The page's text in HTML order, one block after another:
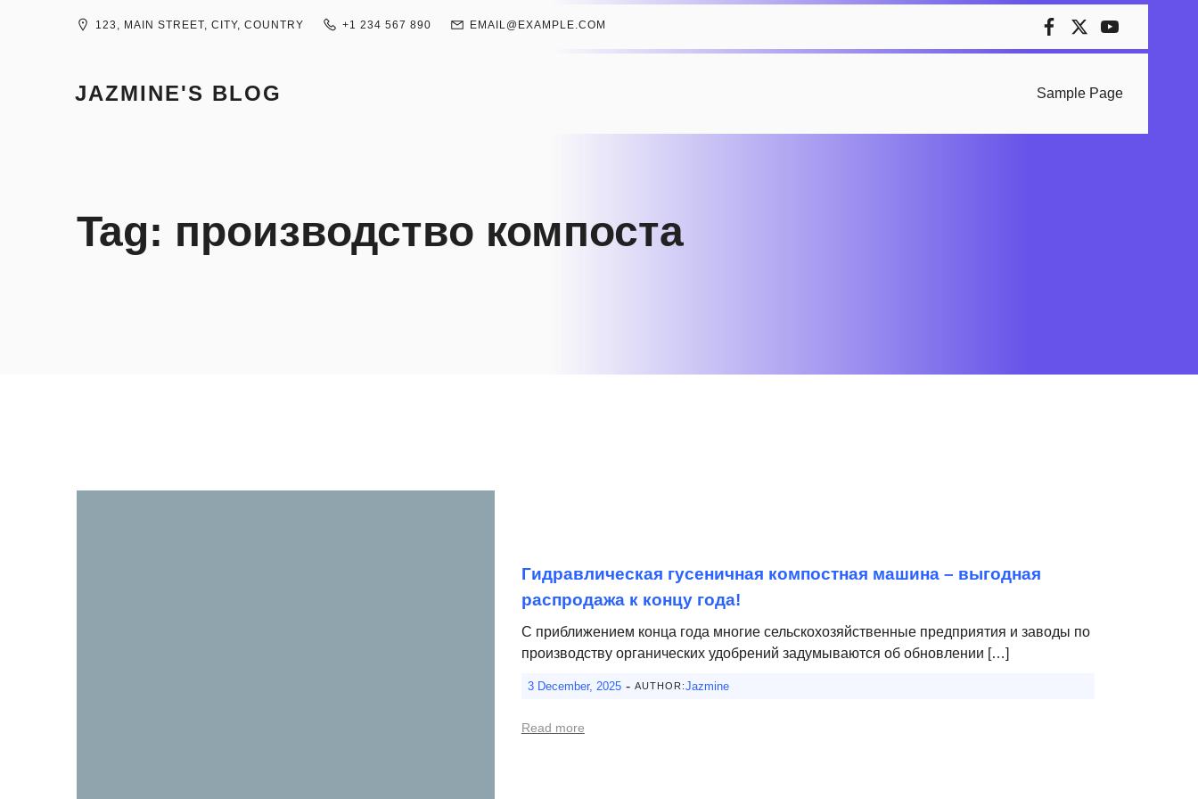
123, MAIN STREET, CITY, COUNTRY +1 234 567 890 EMAIL@EXAMPLE.COM
JAZMINE'S BLOG Sample Page
Tag: производство компоста
Гидравлическая гусеничная компостная машина – выгодная
распродажа к концу года!
С приближением конца года многие сельскохозяйственные предприятия и заводы по
производству органических удобрений задумываются об обновлении […]
3 December, 2025 - AUTHOR:Jazmine
Read more